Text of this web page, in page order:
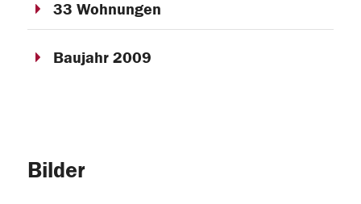
33 Wohnungen
Baujahr 2009
Bilder